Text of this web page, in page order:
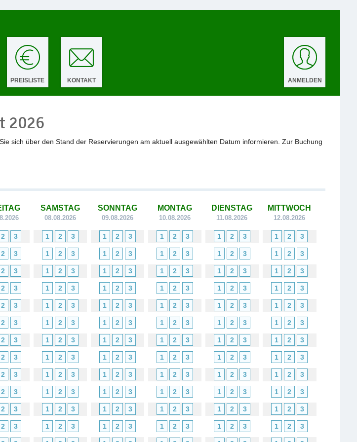
ANMELDEN
PREISLISTE KONTAKT
2026
sich über den Stand der Reservierungen am aktuell ausgewählten Datum informieren. Zur Buchung
SAMSTAG
08.08.2026
SONNTAG
09.08.2026
MONTAG
10.08.2026
DIENSTAG
11.08.2026
MITTWOCH
12.08.2026
2 3 1 2 3 1 2 3 1 2 3 1 2 3 1 2 3
2 3 1 2 3 1 2 3 1 2 3 1 2 3 1 2 3
2 3 1 2 3 1 2 3 1 2 3 1 2 3 1 2 3
2 3 1 2 3 1 2 3 1 2 3 1 2 3 1 2 3
2 3 1 2 3 1 2 3 1 2 3 1 2 3 1 2 3
2 3 1 2 3 1 2 3 1 2 3 1 2 3 1 2 3
2 3 1 2 3 1 2 3 1 2 3 1 2 3 1 2 3
2 3 1 2 3 1 2 3 1 2 3 1 2 3 1 2 3
2 3 1 2 3 1 2 3 1 2 3 1 2 3 1 2 3
2 3 1 2 3 1 2 3 1 2 3 1 2 3 1 2 3
2 3 1 2 3 1 2 3 1 2 3 1 2 3 1 2 3
2 3 1 2 3 1 2 3 1 2 3 1 2 3 1 2 3